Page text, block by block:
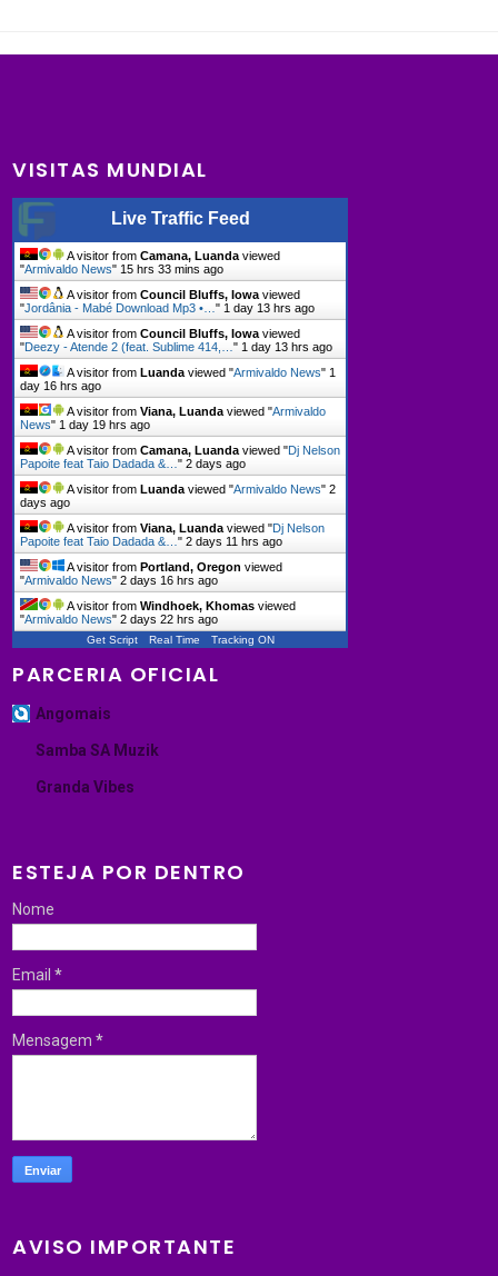
VISITAS MUNDIAL
Live Traffic Feed
A visitor fromCamana, Luanda viewed
"Armivaldo News" 15 hrs 33 mins ago
A visitor fromCouncil Bluffs, Iowa viewed
"Jordânia - Mabé Download Mp3 •…" 1 day 13 hrs ago
A visitor fromCouncil Bluffs, Iowa viewed
"Deezy - Atende 2 (feat. Sublime 414,…" 1 day 13 hrs ago
A visitor from Luanda viewed "Armivaldo News" 1
day 16 hrs ago
A visitor fromViana, Luanda viewed "Armivaldo
News" 1 day 19 hrs ago
A visitor fromCamana, Luanda viewed "Dj Nelson
Papoite feat Taio Dadada &…"2 days ago
A visitor from Luanda viewed "Armivaldo News"2
days ago
A visitor fromViana, Luanda viewed "Dj Nelson
Papoite feat Taio Dadada &…"2 days 11 hrs ago
A visitor from Portland, Oregon viewed
"Armivaldo News"2 days 16 hrs ago
A visitor fromWindhoek, Khomas viewed
"Armivaldo News"2 days 22 hrs ago
Get Script Real Time Tracking ON
PARCERIA OFICIAL
Angomais
Samba SA Muzik
Granda Vibes
ESTEJA POR DENTRO
Nome
Email*
Mensagem*
AVISO IMPORTANTE